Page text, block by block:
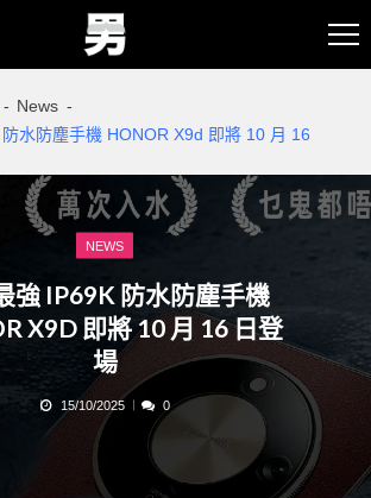
News
水防塵手機 HONOR X9d 即將 10 月 16
NEWS
強 IP69K 防水防塵手機
X9D 即將 10 月 16 日登
場
15/10/2025 0